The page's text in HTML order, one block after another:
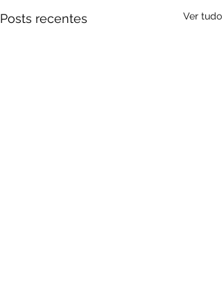
Posts recentes Ver tudo